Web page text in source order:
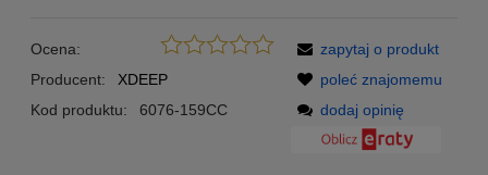
Ocena:
Producent:
XDEEP
Kod produktu:
6076-159CC
zapytaj o produkt
poleć znajomemu
dodaj opinię